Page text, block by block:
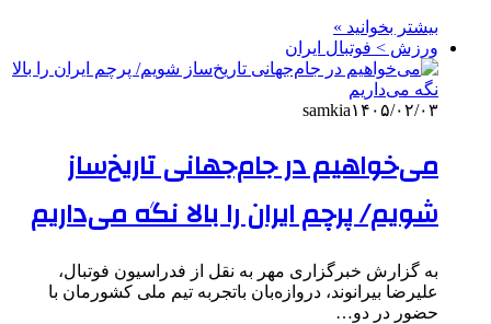
بیشتر بخوانید »
ورزش > فوتبال ایران
samkia۱۴۰۵/۰۲/۰۳
می‌خواهیم در جام‌جهانی تاریخ‌ساز
شویم/ پرچم ایران را بالا نگه می‌داریم
به گزارش خبرگزاری مهر به نقل از فدراسیون فوتبال،
علیرضا بیرانوند، دروازه‌بان باتجربه تیم ملی کشورمان با
حضور در دو…